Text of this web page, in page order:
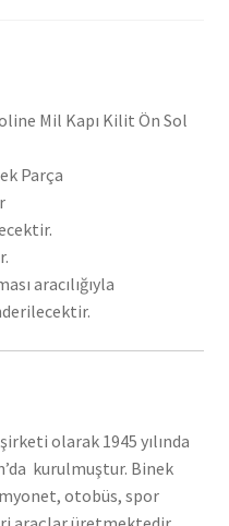
Mil Kapı Kilit Ön Sol
Parça
aracılığıyla
olarak 1945 yılında
kurulmuştur. Binek
otobüs, spor